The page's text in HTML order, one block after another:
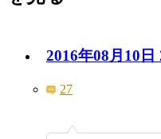
2016年08月10
27